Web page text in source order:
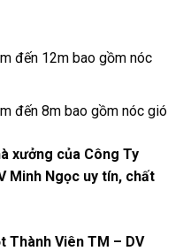
đến 12m bao gồm nóc
đến 8m bao gồm nóc gió
xưởng của Công Ty
Minh Ngọc uy tín, chất
Thành Viên TM – DV